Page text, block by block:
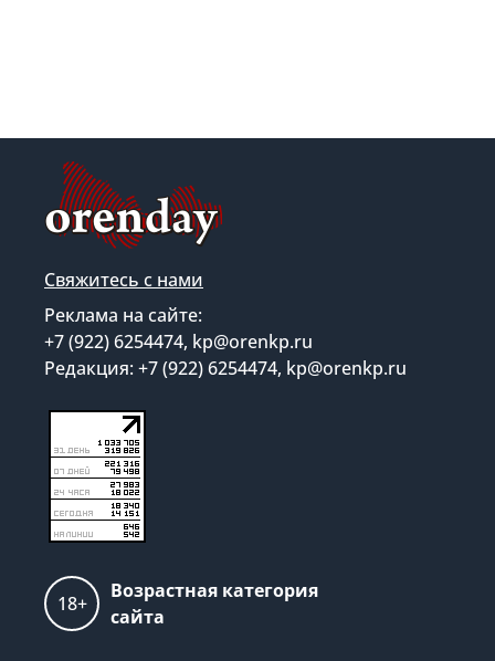
Свяжитесь с нами
Реклама на сайте:
+7 (922) 6254474, kp@orenkp.ru
Редакция: +7 (922) 6254474, kp@orenkp.ru
18+
Возрастная категория
сайта